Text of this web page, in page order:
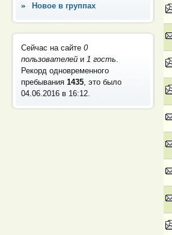
Новое в группах
Сейчас на сайте0
пользователей и 1 гость
Рекорд одновременного
пребывания1435 , это было
04.06.2016 в 16:12